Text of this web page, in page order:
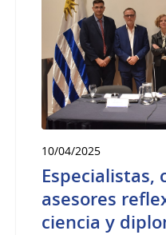
10/04/2025
Especialistas,
asesores
ciencia y